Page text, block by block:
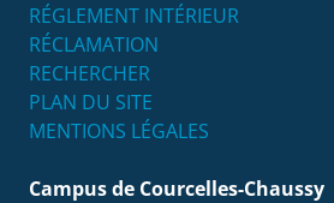
RÉGLEMENT INTÉRIEUR
RÉCLAMATION
RECHERCHER
PLAN DU SITE
MENTIONS LÉGALES
Campus de Courcelles-Chaussy